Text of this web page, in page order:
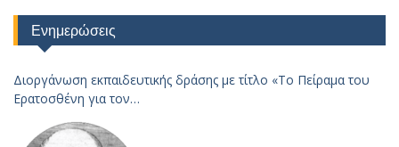
Ενημερώσεις
Διοργάνωση εκπαιδευτικής δράσης με τίτλο «Το Πείραμα του
Ερατοσθένη για τον